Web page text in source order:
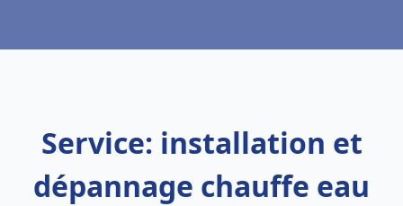
Service: installation et
dépannage chauffe eau